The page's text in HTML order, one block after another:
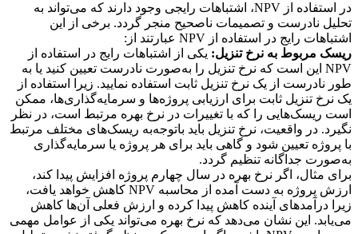
در استفاده از NPV، اشتباهات رایجی وجود دارند که می‌تواند به
تحلیل نادرست و تصمیمات ناصحیح منجر گردد. برخی از این
اشتباهات رایج در استفاده از NPV عبارتند از:
ریسک مربوط به نرخ تنزیل: یکی از اشتباهات رایج در استفاده از
NPV این است که نرخ تنزیل را به‌صورت نادرست تعیین کنید یا به
طور نادرست از یک نرخ تنزیل ثابت استفاده نمایید. زیرا استفاده از
یک نرخ تنزیل ثابت برای ارزیابی پروژه‌ها و سرمایه‌گذاری‌ها، ممکن
است ریسک‌هایی را که با تغییرات در نرخ بهره مرتبط است، در نظر
نگیرد. در واقعیت، نرخ تنزیل باید با‌توجه‌به ریسک‌های مختلف مرتبط
با پروژه تعیین شود و گاهی باید برای هر پروژه یا سرمایه‌گذاری
به‌صورت جداگانه تنظیم گردد.
برای مثال، اگر نرخ بهره در سال چهارم پروژه افزایش پیدا کند،
ارزش پروژه به دست آمده از محاسبه NPV کاهش خواهد یافت،
زیرا درآمدهای آینده کاهش پیدا کرده و ارزش فعلی آن‌ها کاهش
می‌یابد. این نشان می‌دهد که نرخ بهره می‌تواند یکی از عوامل مهمی